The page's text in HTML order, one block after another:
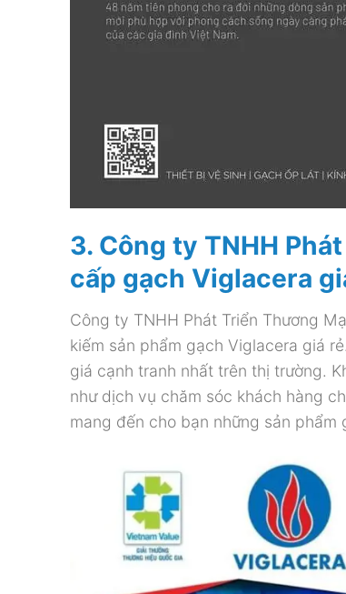
3. Công ty TNHH
cấp gạch Viglacera
Công ty TNHH Phát Triển Thương
kiếm sản phẩm gạch Viglacera giá
giá cạnh tranh nhất trên thị trường.
như dịch vụ chăm sóc khách hàng
mang đến cho bạn những sản